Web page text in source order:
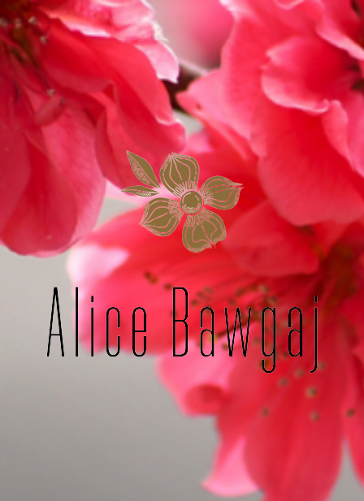
ALICE
BAWGAJ
Les petits mots d'Alice